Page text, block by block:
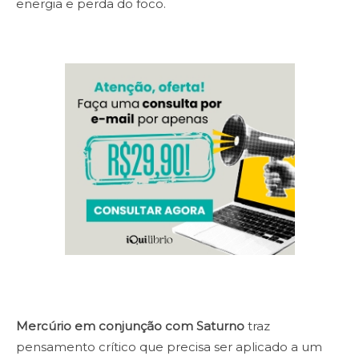
energia e perda do foco.
Mercúrio em conjunção com Saturno traz
pensamento crítico que precisa ser aplicado a um